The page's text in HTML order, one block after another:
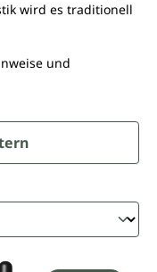
wird es traditionell
und